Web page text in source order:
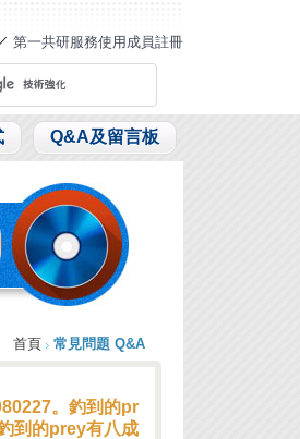
第一共研服務使用成員註冊
Q&A及留言板
首頁 常見問題 Q&A
。釣到的pr
到的prey有八成